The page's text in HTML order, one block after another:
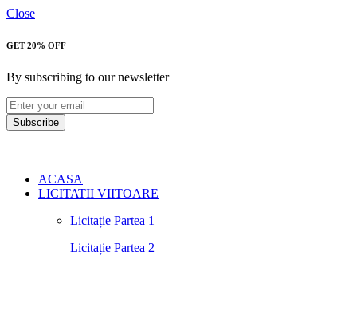
Close
GET 20% OFF
By subscribing to our newsletter
Subscribe
ACASA
LICITATII VIITOARE
Licitație Partea 1
Licitație Partea 2